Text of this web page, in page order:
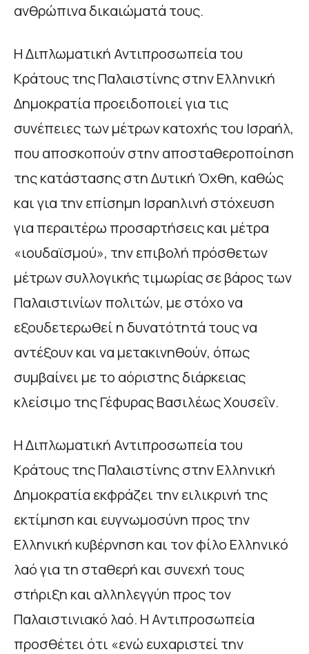
ανθρώπινα δικαιώματά τους.
Η Διπλωματική Αντιπροσωπεία του
Κράτους της Παλαιστίνης στην Ελληνική
Δημοκρατία προειδοποιεί για τις
συνέπειες των μέτρων κατοχής του Ισραήλ,
που αποσκοπούν στην αποσταθεροποίηση
της κατάστασης στη Δυτική Όχθη, καθώς
και για την επίσημη Ισραηλινή στόχευση
για περαιτέρω προσαρτήσεις και μέτρα
«ιουδαϊσμού», την επιβολή πρόσθετων
μέτρων συλλογικής τιμωρίας σε βάρος των
Παλαιστινίων πολιτών, με στόχο να
εξουδετερωθεί η δυνατότητά τους να
αντέξουν και να μετακινηθούν, όπως
συμβαίνει με το αόριστης διάρκειας
κλείσιμο της Γέφυρας Βασιλέως Χουσεΐν.
Η Διπλωματική Αντιπροσωπεία του
Κράτους της Παλαιστίνης στην Ελληνική
Δημοκρατία εκφράζει την ειλικρινή της
εκτίμηση και ευγνωμοσύνη προς την
Ελληνική κυβέρνηση και τον φίλο Ελληνικό
λαό για τη σταθερή και συνεχή τους
στήριξη και αλληλεγγύη προς τον
Παλαιστινιακό λαό. Η Αντιπροσωπεία
προσθέτει ότι «ενώ ευχαριστεί την